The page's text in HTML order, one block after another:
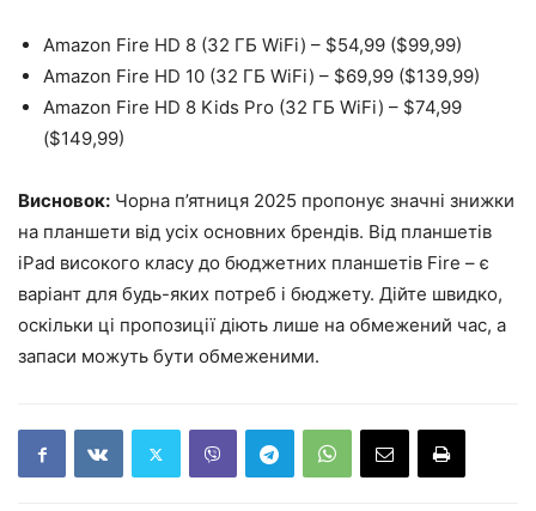
Amazon Fire HD 8 (32 ГБ WiFi) – $54,99 ($99,99)
Amazon Fire HD 10 (32 ГБ WiFi) – $69,99 ($139,99)
Amazon Fire HD 8 Kids Pro (32 ГБ WiFi) – $74,99
($149,99)
Висновок: Чорна п’ятниця 2025 пропонує значні знижки
на планшети від усіх основних брендів. Від планшетів
iPad високого класу до бюджетних планшетів Fire – є
варіант для будь-яких потреб і бюджету. Дійте швидко,
оскільки ці пропозиції діють лише на обмежений час, а
запаси можуть бути обмеженими.